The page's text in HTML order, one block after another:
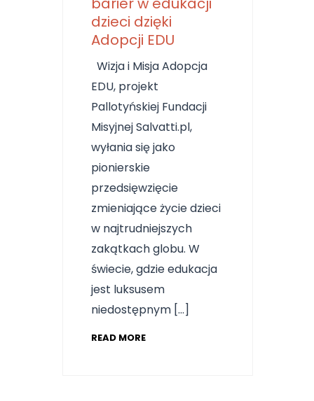
dzieci dzięki
Adopcji EDU
Wizja i Misja Adopcja
EDU, projekt
Pallotyńskiej Fundacji
Misyjnej Salvatti.pl,
wyłania się jako
pionierskie
przedsięwzięcie
zmieniające życie dzieci
w najtrudniejszych
zakątkach globu. W
świecie, gdzie edukacja
jest luksusem
niedostępnym […]
READ MORE